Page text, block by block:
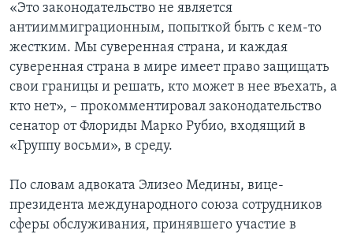
«Это законодательство не является
антииммиграционным, попыткой быть с кем-то
жестким. Мы суверенная страна, и каждая
суверенная страна в мире имеет право защищать
свои границы и решать, кто может в нее въехать, а
кто нет», – прокомментировал законодательство
сенатор от Флориды Марко Рубио, входящий в
«Группу восьми», в среду.
По словам адвоката Элизео Медины, вице-
президента международного союза сотрудников
сферы обслуживания, принявшего участие в